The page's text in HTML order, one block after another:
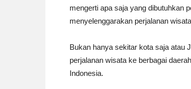
mengerti apa saja yang dibutuhkan
menyelenggarakan perjalanan
Bukan hanya sekitar kota saja atau
perjalanan wisata ke berbagai
Indonesia.